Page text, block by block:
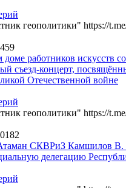
геополитики" https://
работников искусств
съезд-концерт,
Отечественной войне
геополитики" https://
СКВРиЗ Камшилов В.
делегацию